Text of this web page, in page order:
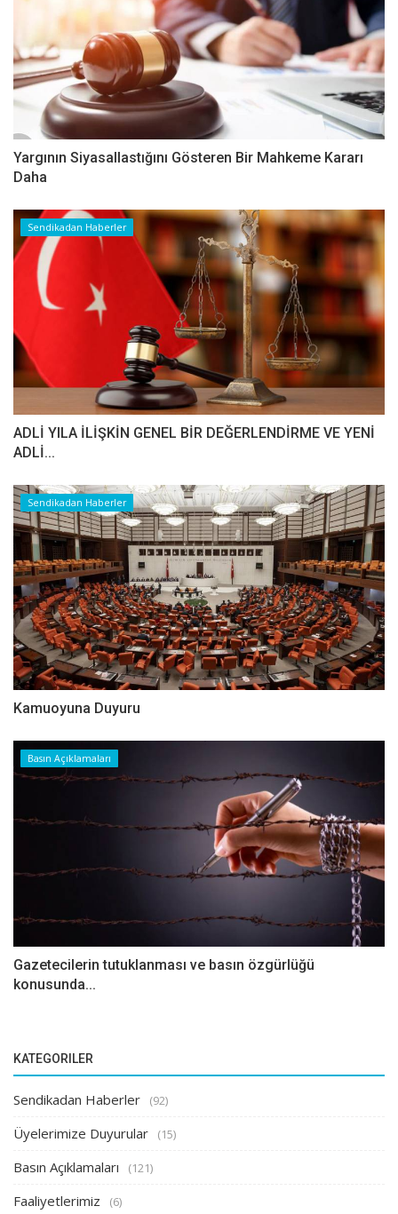
Yargının Siyasallastığını Gösteren Bir Mahkeme Kararı
Daha
Sendikadan Haberler
ADLİ YILA İLİŞKİN GENEL BİR DEĞERLENDİRME VE YENİ
ADLİ...
Sendikadan Haberler
Kamuoyuna Duyuru
Basın Açıklamaları
Gazetecilerin tutuklanması ve basın özgürlüğü
konusunda...
KATEGORILER
Sendikadan Haberler (92)
Üyelerimize Duyurular (15)
Basın Açıklamaları (121)
Faaliyetlerimiz (6)